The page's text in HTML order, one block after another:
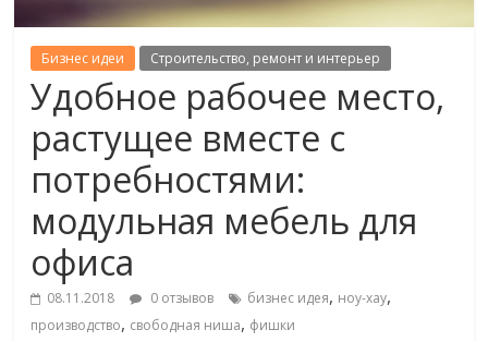
Бизнес идеи Строительство, ремонт и интерьер
Удобное рабочее место,
растущее вместе с
потребностями:
модульная мебель для
офиса
08.11.2018 0 отзывов бизнес идея, ноу-хау,
производство, свободная ниша, фишки